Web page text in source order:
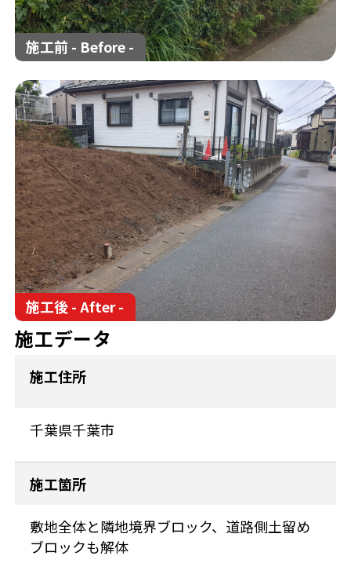
補助金情報 空き家対策
来店予約
施工前 - Before -
施工後 - After -
施工データ
施工住所
千葉県千葉市
施工箇所
敷地全体と隣地境界ブロック、道路側土留め
ブロックも解体